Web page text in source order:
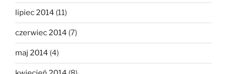
lipiec 2014 (11)
czerwiec 2014 (7)
maj 2014 (4)